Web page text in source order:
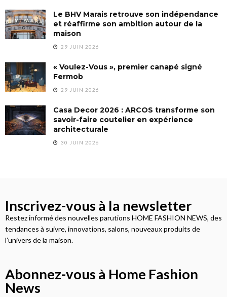
Le BHV Marais retrouve son indépendance
et réaffirme son ambition autour de la
maison
29 JUIN 2026
« Voulez-Vous », premier canapé signé
Fermob
29 JUIN 2026
Casa Decor 2026 : ARCOS transforme son
savoir-faire coutelier en expérience
architecturale
30 JUIN 2026
Inscrivez-vous à la newsletter
Restez informé des nouvelles parutions HOME FASHION NEWS, des
tendances à suivre, innovations, salons, nouveaux produits de
l’univers de la maison.
Abonnez-vous à Home Fashion
News